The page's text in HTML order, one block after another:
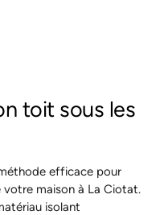
toit sous les
efficace pour
maison à La Ciotat.
isolant